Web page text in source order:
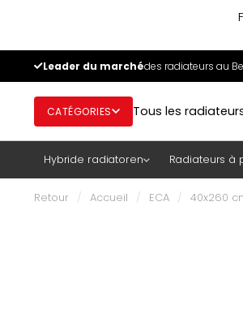
Leader du marchédes radiateurs au
CATÉGORIES Tous les
Hybride radiatoren Radiateurs à
Retour / Accueil / ECA / 40x260